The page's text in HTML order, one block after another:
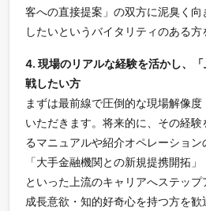
客への直接提案」の双方に泥臭く
したいというバイタリティのある方
4. 現場のリアルな経験を活かし、
戦したい方
まずは最前線で圧倒的な現場解像
いただきます。将来的に、その経験
るマニュアルや紹介オペレーショ
「大手金融機関との新規提携開拓」
といった上流のキャリアへステッ
成長意欲・知的好奇心を持つ方を歓